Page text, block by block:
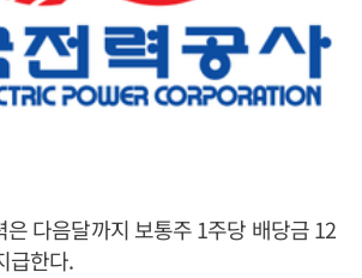
은 다음달까지 보통주 1주당 배당금 12
급한다.